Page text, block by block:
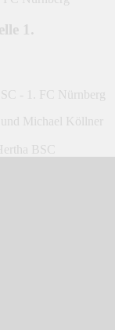
Michael Köllner
BSC